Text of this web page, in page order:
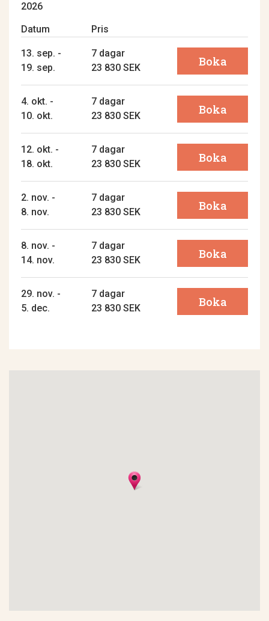
2026
Datum
Pris
13. sep. -
19. sep.
7 dagar
23 830 SEK
Boka
4. okt. -
10. okt.
7 dagar
23 830 SEK
Boka
12. okt. -
18. okt.
7 dagar
23 830 SEK
Boka
2. nov. -
8. nov.
7 dagar
23 830 SEK
Boka
8. nov. -
14. nov.
7 dagar
23 830 SEK
Boka
29. nov. -
5. dec.
7 dagar
23 830 SEK
Boka